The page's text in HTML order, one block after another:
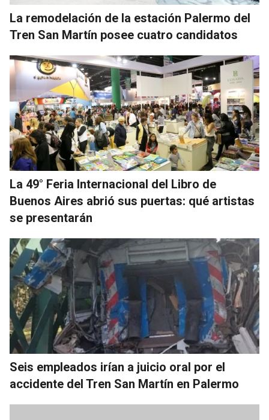
La remodelación de la estación Palermo del
Tren San Martín posee cuatro candidatos
La 49° Feria Internacional del Libro de
Buenos Aires abrió sus puertas: qué artistas
se presentarán
Seis empleados irían a juicio oral por el
accidente del Tren San Martín en Palermo